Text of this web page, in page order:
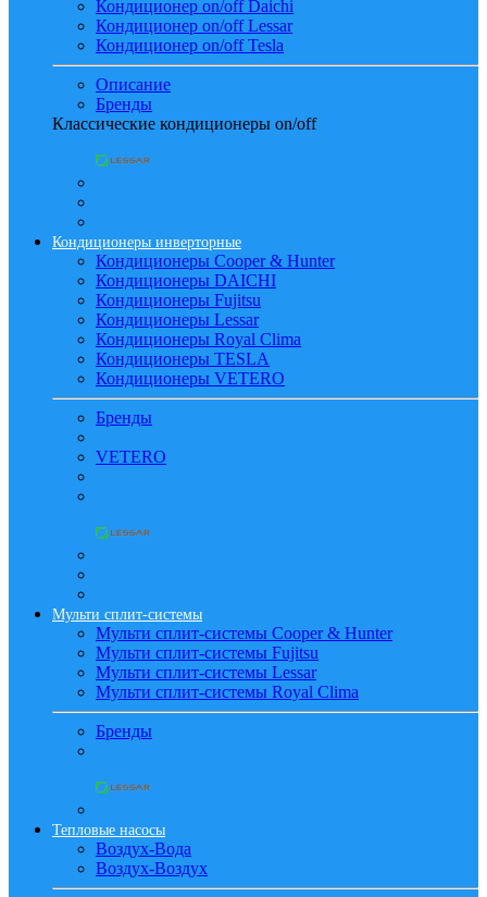
Кондиционер on/off Daichi
Кондиционер on/off Lessar
Кондиционер on/off Tesla
Описание
Бренды
Классические кондиционеры on/off
Кондиционеры инверторные
Кондиционеры Cooper & Hunter
Кондиционеры DAICHI
Кондиционеры Fujitsu
Кондиционеры Lessar
Кондиционеры Royal Clima
Кондиционеры TESLA
Кондиционеры VETERO
Бренды
VETERO
Мульти сплит-системы
Мульти сплит-системы Cooper & Hunter
Мульти сплит-системы Fujitsu
Мульти сплит-системы Lessar
Мульти сплит-системы Royal Clima
Бренды
Тепловые насосы
Воздух-Вода
Воздух-Воздух